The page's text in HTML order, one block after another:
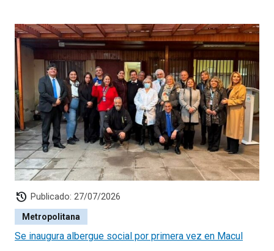
history Publicado: 27/07/2026
Metropolitana
Se inaugura albergue social por primera vez en Macul